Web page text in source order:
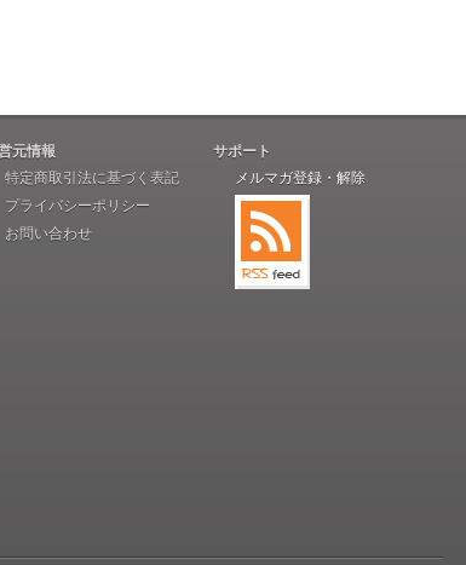
元情報
特定商取引法に基づく表記
プライバシーポリシー
お問い合わせ
サポート
メルマガ登録・解除